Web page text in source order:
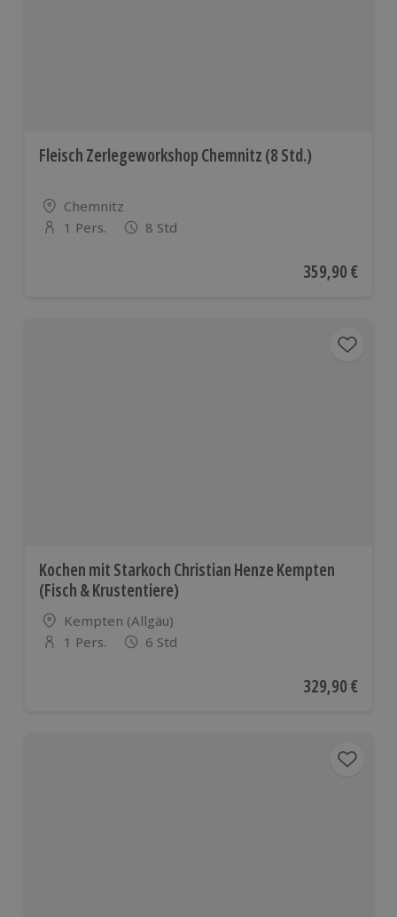
Fleisch Zerlegeworkshop Chemnitz (8 Std.)
Standort
Chemnitz
Anzahl der Teilnehmer
1 Pers. 8 Std
Aktueller Preis
359,90 €
Kochen mit Starkoch Christian Henze Kempten
(Fisch & Krustentiere)
Standort
Kempten (Allgäu)
Anzahl der Teilnehmer
1 Pers. 6 Std
Aktueller Preis
329,90 €